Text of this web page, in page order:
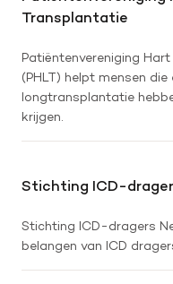
Transplantatie
Patiëntenvereniging
(PHLT) helpt mensen
longtransplantatie
krijgen.
Stichting ICD-
Stichting ICD-dragers
belangen van ICD